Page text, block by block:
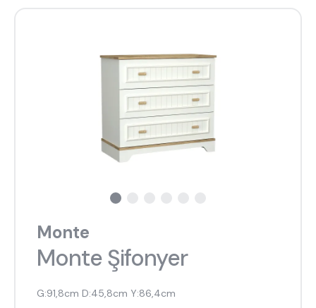
Monte
Monte Şifonyer
G:91,8cm D:45,8cm Y:86,4cm